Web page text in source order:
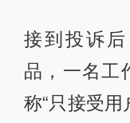
接到投诉
品，一名工
称“只接受用